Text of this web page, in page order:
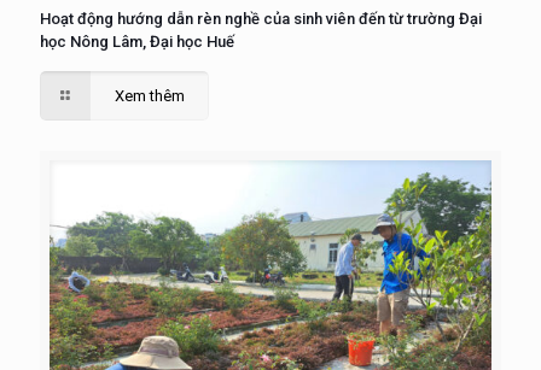
Hoạt động hướng dẫn rèn nghề của sinh viên đến từ trường Đại
học Nông Lâm, Đại học Huế
Xem thêm